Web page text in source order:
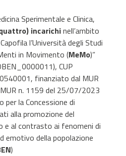
Sperimentale e Clinica,
incarichinell’ambito
l’Università degli Studi
in Movimento (MeMo)”
CUP
finanziato dal MUR
MUR n. 1159 del 25/07/2023
per la Concessione di
alla promozione del
e al contrasto ai fenomeni di
emotivo della popolazione
)